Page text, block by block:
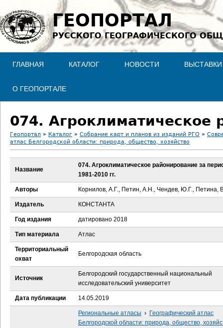
Jump to navigation
ГЕОПОРТАЛ
РУССКОГО ГЕОГРАФИЧЕСКОГО
ГЛАВНАЯ КАТАЛОГ НОВОСТИ ВЫСТАВКИ
О ГЕОПОРТАЛЕ
В
ы
д
е
с
ь
Геопортал » Каталог » Собрание карт и планов из изданий РГО »
атлас Белгородской области: природа, общество, хозяйство
Название
074. Агроклиматическое районирование за
1981-2010 гг.
Авторы Корнилов, А.Г., Петин, А.Н., Чендев, Ю.Г., Петина,
Издатель КОНСТАНТА
Год издания датировано 2018
Тип материала Атлас
Территориальный
охват
Белгородская область
Источник
Белгородский государственный национальный
исследовательский университет
Дата публикации 14.05.2019
Региональные атласы › Географический атлас
Белгородской области: природа, общество,